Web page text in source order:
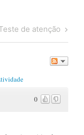
de atenção
0